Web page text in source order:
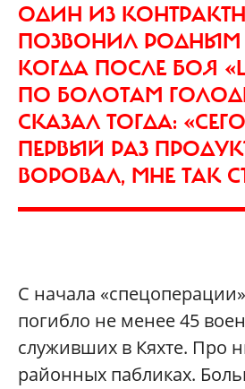
ОДИН ИЗ
ПОЗВОНИЛ РОДНЫМ
КОГДА ПОСЛЕ БОЯ
ПО БОЛОТАМ
СКАЗАЛ ТОГДА:
ПЕРВЫЙ РАЗ
ВОРОВАЛ, МНЕ ТАК
С начала
погибло не менее 45
служивших в Кяхте. Про
районных пабликах.